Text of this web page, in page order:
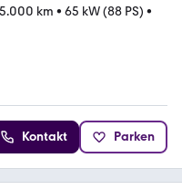
km • 65 kW (88 PS) •
Kontakt Parken